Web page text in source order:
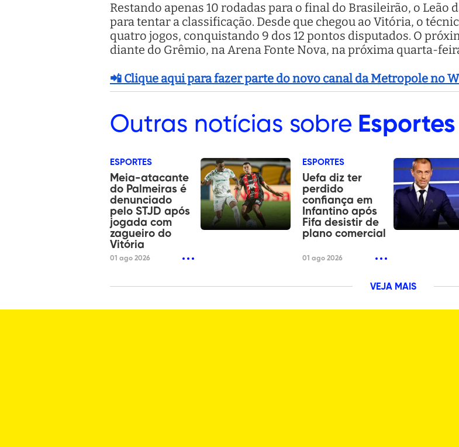
Restando apenas 10 rodadas para o final do Brasileirão, o Leão
para tentar a classificação. Desde que chegou ao Vitória, o
quatro jogos, conquistando 9 dos 12 pontos disputados. O
diante do Grêmio, na Arena Fonte Nova, na próxima quarta-
📲 Clique aqui para fazer parte do novo canal da Metropole no
Outras notícias sobre Esportes
ESPORTES
Meia-atacante
do Palmeiras é
denunciado
pelo STJD após
jogada com
zagueiro do
Vitória
01 ago 2026
ESPORTES
Uefa diz ter
perdido
confiança em
Infantino após
Fifa desistir de
plano comercial
01 ago 2026
VEJA MAIS